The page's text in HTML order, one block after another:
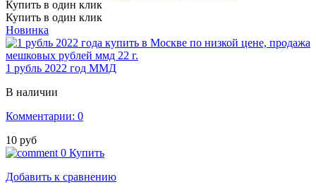
Купить в один клик
Купить в один клик
Новинка
1 рубль 2022 год ММД
В наличии
Комментарии: 0
10 руб
0 Купить
Добавить к сравнению